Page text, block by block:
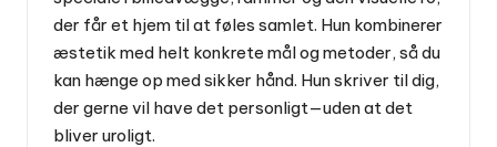
der får et hjem til at føles samlet. Hun kombinerer
æstetik med helt konkrete mål og metoder, så du
kan hænge op med sikker hånd. Hun skriver til dig,
der gerne vil have det personligt—uden at det
bliver uroligt.